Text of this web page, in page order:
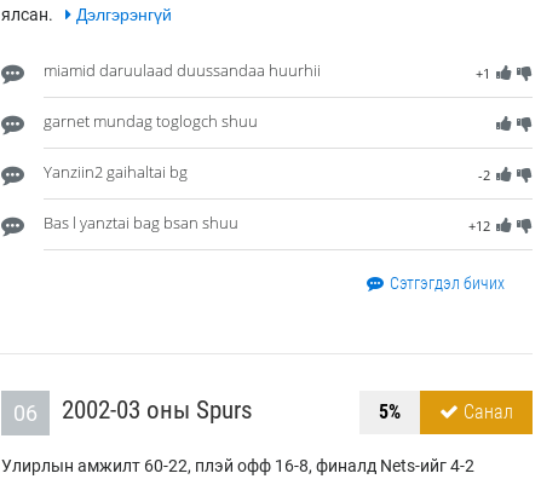
ялсан.
Дэлгэрэнгүй
+1
miamid daruulaad duussandaa huurhii
garnet mundag toglogch shuu
-2
Yanziin2 gaihaltai bg
+12
Bas l yanztai bag bsan shuu
Сэтгэгдэл бичих
06 2002-03 оны Spurs 5% Санал
Улирлын амжилт 60-22, плэй офф 16-8, финалд Nets-ийг 4-2